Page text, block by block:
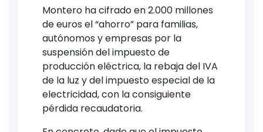
Montero ha cifrado en 2.000 millones
de euros el “ahorro” para familias,
autónomos y empresas por la
suspensión del impuesto de
producción eléctrica, la rebaja del IVA
de la luz y del impuesto especial de la
electricidad, con la consiguiente
pérdida recaudatoria.